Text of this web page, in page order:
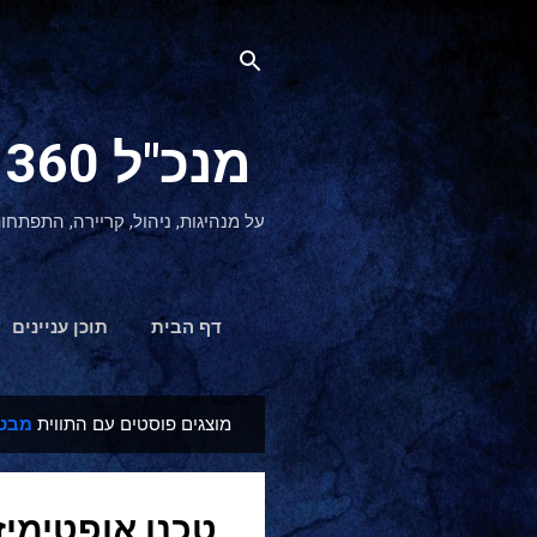
מנכ"ל 360 CEO - מנהיגות והתפתחות אישית
על מנהיגות, ניהול, קריירה,
דף הבית תוכן עניינים
ש
מוצגים פוסטים עם התווית